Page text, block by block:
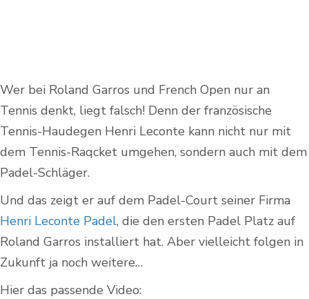
Wer bei Roland Garros und French Open nur an
Tennis denkt, liegt falsch! Denn der französische
Tennis-Haudegen Henri Leconte kann nicht nur mit
dem Tennis-Raqcket umgehen, sondern auch mit dem
Padel-Schläger.
Und das zeigt er auf dem Padel-Court seiner Firma
Henri Leconte Padel, die den ersten Padel Platz auf
Roland Garros installiert hat. Aber vielleicht folgen in
Zukunft ja noch weitere…
Hier das passende Video: